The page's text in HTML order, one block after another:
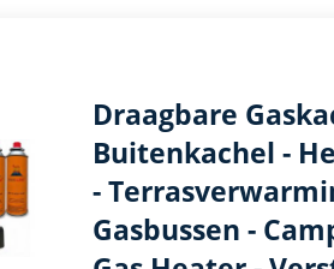
Draagbare
Buitenkachel -
-
Gasbussen -